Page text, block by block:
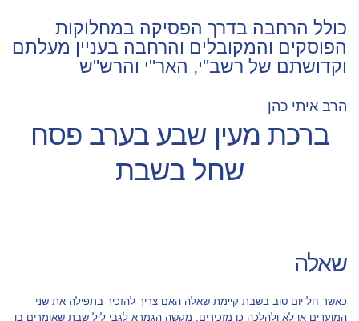
כולל הרחבה בדרך הפסיקה במחלוקות
הפוסקים והמקובלים והרחבה בעניין מעלתם
וקדושתם של רשב"י, האר"י והרש"ש
הרב איתי כהן
ברכת מעין שבע בערב פסח
שחל בשבת
שאלה
כאשר חל יום טוב בשבת קיימת שאלה האם צריך להזכיר בתפילה את שני
המועדים או לא ולהלכה כן מזכירים, מקשה הגמרא לגבי ליל שבת שאומרים בו